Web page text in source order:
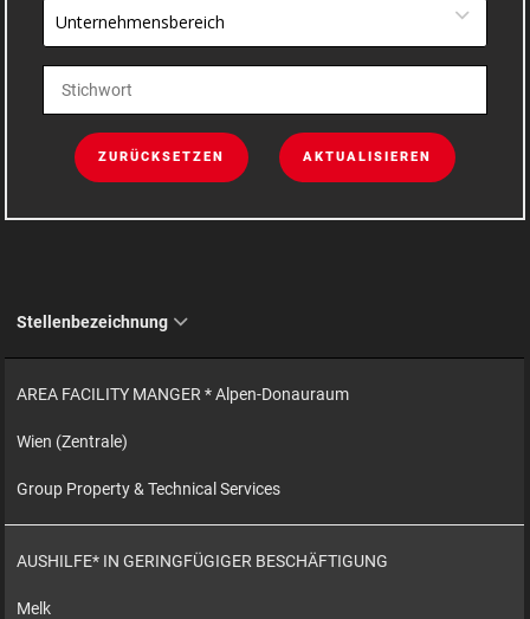
Unternehmensbereich
ZURÜCKSETZEN AKTUALISIEREN
Stellenbezeichnung
AREA FACILITY MANGER * Alpen-Donauraum
Wien (Zentrale)
Group Property & Technical Services
AUSHILFE* IN GERINGFÜGIGER BESCHÄFTIGUNG
Melk